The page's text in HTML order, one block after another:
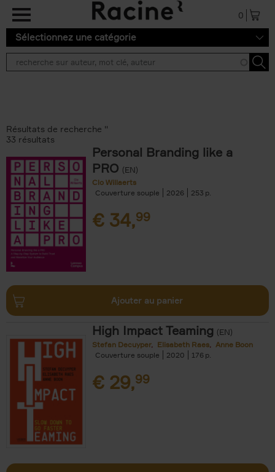
Aller au contenu principal
0
Sélectionnez une catégorie
Résultats de recherche ''
33 résultats
Personal Branding like a
PRO (EN)
Clo Willaerts
Couverture souple
2026 253
€ 34,99
Ajouter au panier
High Impact Teaming (EN)
Stefan Decuyper Elisabeth Raes
Anne Boon
Couverture souple
2020 176
€ 29,99